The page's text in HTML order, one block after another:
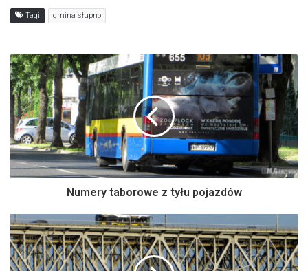
Tagi gmina słupno
Numery taborowe z tyłu pojazdów